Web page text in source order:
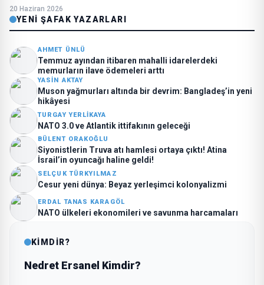
20 Haziran 2026
YENI ŞAFAK YAZARLARI
AHMET ÜNLÜ
Temmuz ayından itibaren mahalli idarelerdeki
memurların ilave ödemeleri arttı
YASIN AKTAY
Muson yağmurları altında bir devrim: Bangladeş’in yeni
hikâyesi
TURGAY YERLIKAYA
NATO 3.0 ve Atlantik ittifakının geleceği
BÜLENT ORAKOĞLU
Siyonistlerin Truva atı hamlesi ortaya çıktı! Atina
İsrail’in oyuncağı haline geldi!
SELÇUK TÜRKYILMAZ
Cesur yeni dünya: Beyaz yerleşimci kolonyalizmi
ERDAL TANAS KARAGÖL
NATO ülkeleri ekonomileri ve savunma harcamaları
KİMDİR?
Nedret Ersanel Kimdir?